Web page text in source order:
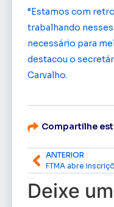
“Estamos com
trabalhando
necessário para
destacou o
Carvalho.
Compartilhe
ANTERIOR
Deixe